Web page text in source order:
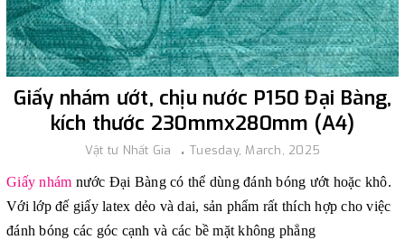
Giấy nhám ướt, chịu nước P150 Đại Bàng,
kích thước 230mmx280mm (A4)
Vật tư Nhất Gia Tuesday, March, 2025
Giấy nhám nước Đại Bàng có thể dùng đánh bóng ướt hoặc khô.
Với lớp đế giấy latex dẻo và dai, sản phẩm rất thích hợp cho việc
đánh bóng các góc cạnh và các bề mặt không phẳng